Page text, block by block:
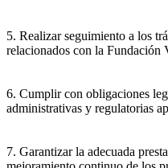
5. Realizar seguimiento a los
relacionados con la Fundación
6. Cumplir con obligaciones
administrativas y regulatorias
7. Garantizar la adecuada